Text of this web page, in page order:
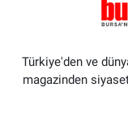
Türkiye'den ve
magazinden